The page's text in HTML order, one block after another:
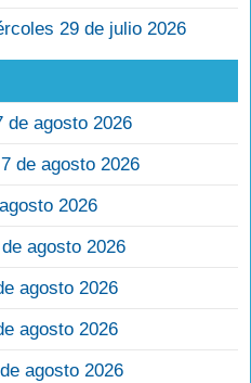
29 de julio 2026
de agosto 2026
de agosto 2026
2026
agosto 2026
agosto 2026
agosto 2026
agosto 2026